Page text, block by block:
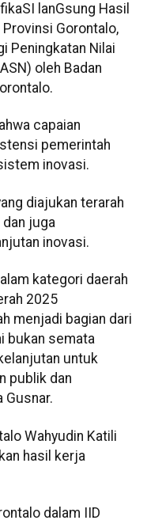
lanGsung Hasil
Gorontalo,
Peningkatan Nilai
oleh Badan
capaian
pemerintah
inovasi.
diajukan terarah
juga
inovasi.
kategori daerah
2025
menjadi bagian dari
bukan semata
untuk
publik dan
Gusnar.
Wahyudin Katili
hasil kerja
dalam IID